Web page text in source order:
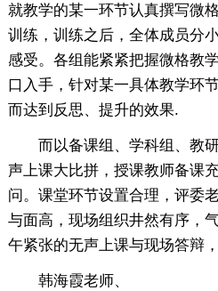
就教学的某一环节认真撰写微
训练，训练之后，全体成员分
感受。各组能紧紧把握微格教
口入手，针对某一具体教学环
而达到反思、提升的效果.
而以备课组、学科组、教研
声上课大比拼，授课教师备课
问。课堂环节设置合理，评委
与面高，现场组织井然有序，
午紧张的无声上课与现场答辩，
韩海霞老师、